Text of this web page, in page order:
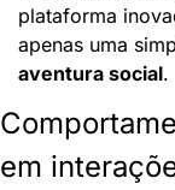
plataforma
aventura social.
em